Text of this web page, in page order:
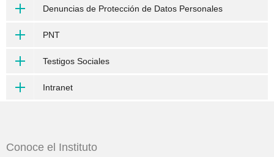
Denuncias de Protección de Datos Personales
PNT
Testigos Sociales
Intranet
Conoce el Instituto